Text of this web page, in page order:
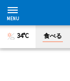
34°C 食べる